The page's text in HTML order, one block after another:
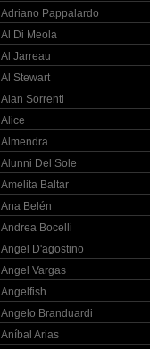
Adriano Pappalardo
Al Di Meola
Al Jarreau
Al Stewart
Alan Sorrenti
Alice
Almendra
Alunni Del Sole
Amelita Baltar
Ana Belén
Andrea Bocelli
Angel D'agostino
Angel Vargas
Angelfish
Angelo Branduardi
Aníbal Arias